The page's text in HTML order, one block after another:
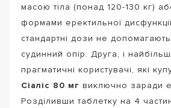
масою тіла (понад 120-130 кг)
формами еректильної
стандартні дози не
судинний опір. Друга, і
прагматичні користувачі, які
Сіаліс 80 мг виключно заради
Розділивши таблетку на 4